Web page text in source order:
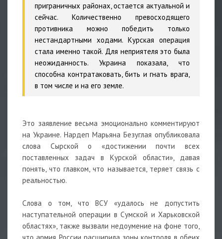
приграничных районах, остается актуальной и
сейчас. Количественно превосходящего
противника можно победить только
нестандартными ходами. Курская операция
стала именно такой. Для неприятеля это была
неожиданность. Украина показала, что
способна контратаковать, бить и гнать врага,
в том числе и на его земле.
Это заявление весьма эмоционально комментируют
на Украине. Нардеп Марьяна Безуглая опубликовала
слова Сырской о «достижении почти всех
поставленных задач в Курской области», давая
понять, что главком, что называется, теряет связь с
реальностью.
Слова о том, что ВСУ «удалось не допустить
наступательной операции в Сумской и Харьковской
областях», также вызвали недоумение на фоне того,